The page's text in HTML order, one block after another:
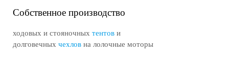
Собственное производство
ходовых и стояночных тентов и
долговечных чехлов на лолочные моторы